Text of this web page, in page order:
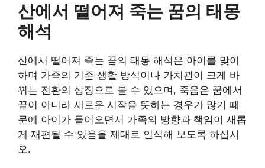
산에서 떨어져 죽는 꿈의 태몽
해석
산에서 떨어져 죽는 꿈의 태몽 해석은 아이를 맞이
하며 가족의 기존 생활 방식이나 가치관이 크게 바
뀌는 전환의 상징으로 볼 수 있으며, 죽음은 꿈에서
끝이 아니라 새로운 시작을 뜻하는 경우가 많기 때
문에 아이가 들어오면서 가족의 방향과 책임이 새롭
게 재편될 수 있음을 제대로 인식해 보도록 하십시
오.